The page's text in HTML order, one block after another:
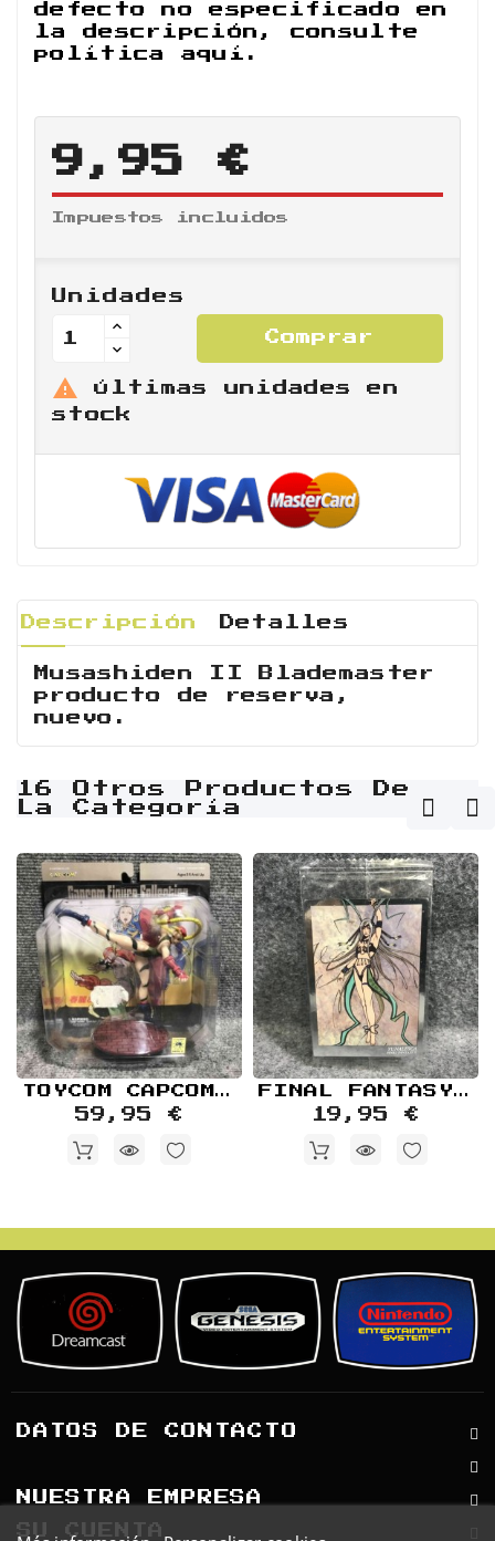
defecto no especificado en
la descripción, consulte
política aquí.
9,95 €
Impuestos incluidos
Unidades
Comprar

Últimas unidades en
stock
Descripción Detalles
Musashiden II Blademaster
producto de reserva,
nuevo.
16 Otros Productos De
La Categoría
TOYCOM CAPCOM FIGURE COLLECTION CAMMY B NUEVO
59,95 €
FINAL FANTASY X YUNALESCA ART MUSEUM TRADING CARD
19,95 €
DATOS DE CONTACTO
NUESTRA EMPRESA
SU CUENTA